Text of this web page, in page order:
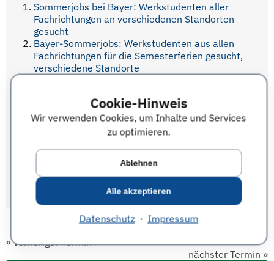
Cookie-Hinweis
Wir verwenden Cookies, um Inhalte und Services
zu optimieren.
Ablehnen
Alle akzeptieren
Datenschutz· Impressum
Sommerjobs bei Bayer: Werkstudenten aller
Fachrichtungen an verschiedenen Standorten
gesucht
Bayer-Sommerjobs: Werkstudenten aus allen
Fachrichtungen für die Semesterferien gesucht,
verschiedene Standorte
Bayer-Workshop Cardiovascular Research für
Post Docs der NaWi, Medizin und Pharmazie,
23.-25. März 2017 in Wuppertal
Computational Life Sciences bei Bayer –
Workshop für Doktoranden, Postdocs und
Absolventen mit Berufserfahrung, 16.-18.
November 2016, Berlin
«vorheriger Termin
nächster Termin »